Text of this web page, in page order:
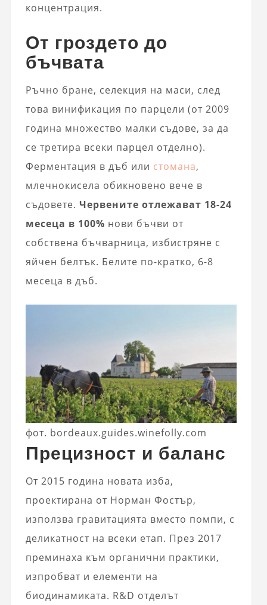
концентрация.
От гроздето до
бъчвата
Ръчно бране, селекция на маси, след
това винификация по парцели (от 2009
година множество малки съдове, за да
се третира всеки парцел отделно).
Ферментация в дъб или стомана,
млечнокисела обикновено вече в
съдовете. Червените отлежават 18-24
месеца в 100% нови бъчви от
собствена бъчварница, избистряне с
яйчен белтък. Белите по-кратко, 6-8
месеца в дъб.
фот. bordeaux.guides.winefolly.com
Прецизност и баланс
От 2015 година новата изба,
проектирана от Норман Фостър,
използва гравитацията вместо помпи, с
деликатност на всеки етап. През 2017
преминаха към органични практики,
изпробват и елементи на
биодинамиката. R&D отделът